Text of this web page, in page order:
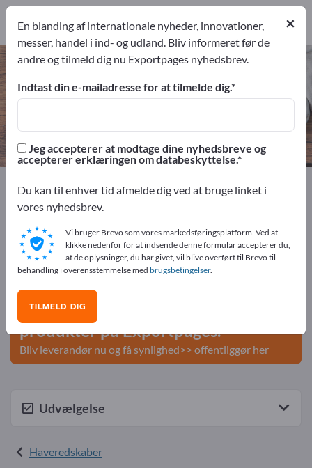
Plænetraktorer – find producenter
og leverandører
1
1
Exportpages Husholdning & bolig
Haveredskaber
Plænetraktorer
Annoncer gratis på Exportpages!
Behov – Tilbud – Brugte varer – Forretningskontakter >>
start her
Offentliggør din virksomhed og dine
produkter på Exportpages.
Bliv leverandør nu og få synlighed>> offentliggør her
Udvælgelse
Haveredskaber
×
En blanding af internationale nyheder, innovationer,
messer, handel i ind- og udland. Bliv informeret før de
andre og tilmeld dig nu Exportpages nyhedsbrev.
Indtast din e-mailadresse for at tilmelde dig.
Jeg accepterer at modtage dine nyhedsbreve og
accepterer erklæringen om databeskyttelse.
Du kan til enhver tid afmelde dig ved at bruge linket i
vores nyhedsbrev.
Vi bruger Brevo som vores markedsføringsplatform. Ved at
klikke nedenfor for at indsende denne formular accepterer du,
at de oplysninger, du har givet, vil blive overført til Brevo til
behandling i overensstemmelse med brugsbetingelser.
TILMELD DIG